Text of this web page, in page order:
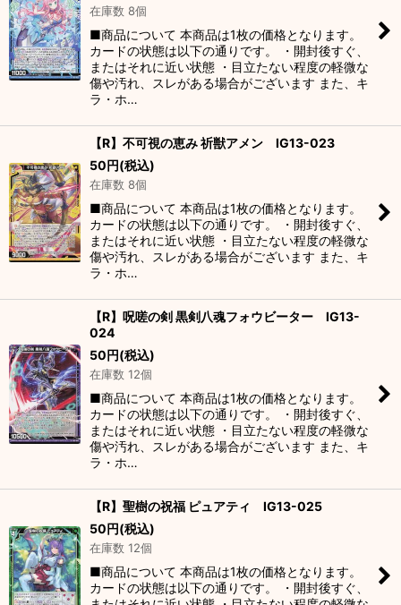
在庫数 8個
■商品について 本商品は1枚の価格となります。
カードの状態は以下の通りです。 ・開封後すぐ、
またはそれに近い状態 ・目立たない程度の軽微な
傷や汚れ、スレがある場合がございます また、キ
ラ・ホ…
【R】不可視の恵み 祈獣アメン IG13-023
50円(税込)
在庫数 8個
■商品について 本商品は1枚の価格となります。
カードの状態は以下の通りです。 ・開封後すぐ、
またはそれに近い状態 ・目立たない程度の軽微な
傷や汚れ、スレがある場合がございます また、キ
ラ・ホ…
【R】呪嗟の剣 黒剣八魂フォウビーター IG13-
024
50円(税込)
在庫数 12個
■商品について 本商品は1枚の価格となります。
カードの状態は以下の通りです。 ・開封後すぐ、
またはそれに近い状態 ・目立たない程度の軽微な
傷や汚れ、スレがある場合がございます また、キ
ラ・ホ…
【R】聖樹の祝福 ピュアティ IG13-025
50円(税込)
在庫数 12個
■商品について 本商品は1枚の価格となります。
カードの状態は以下の通りです。 ・開封後すぐ、